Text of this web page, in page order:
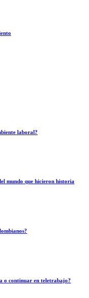
laboral?
mundo que hicieron historia
o continuar en teletrabajo?